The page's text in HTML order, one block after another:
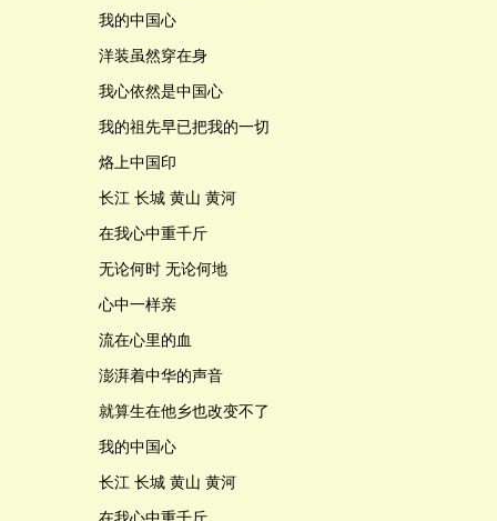
我的中国心
洋装虽然穿在身
我心依然是中国心
我的祖先早已把我的一切
烙上中国印
长江 长城 黄山 黄河
在我心中重千斤
无论何时 无论何地
心中一样亲
流在心里的血
澎湃着中华的声音
就算生在他乡也改变不了
我的中国心
长江 长城 黄山 黄河